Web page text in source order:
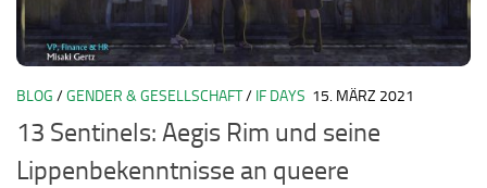
BLOG /GENDER & GESELLSCHAFT/ IF DAYS 15. MÄRZ 2021
13 Sentinels: Aegis Rim und seine
Lippenbekenntnisse an queere